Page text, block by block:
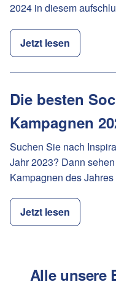
2024 in diesem
Jetzt lesen
Die besten
Kampagnen
Suchen Sie nach
Jahr 2023? Dann
Kampagnen des
Jetzt lesen
Alle unsere